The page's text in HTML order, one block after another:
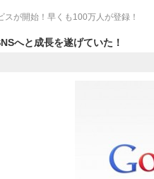
が開始！早くも100万人が登録！
へと成長を遂げていた！